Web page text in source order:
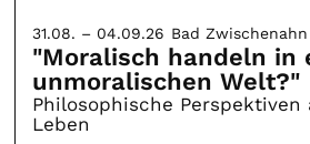
31.08. – 04.09.26 Bad Zwischenahn
"Moralisch handeln in
unmoralischen Welt?"
Philosophische Perspektiven
Leben